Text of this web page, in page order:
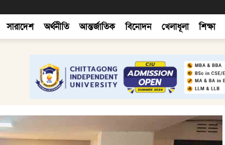
সারাদেশ অর্থনীতি আন্তর্জাতিক বিনোদন খেলাধূলা শিক্ষা